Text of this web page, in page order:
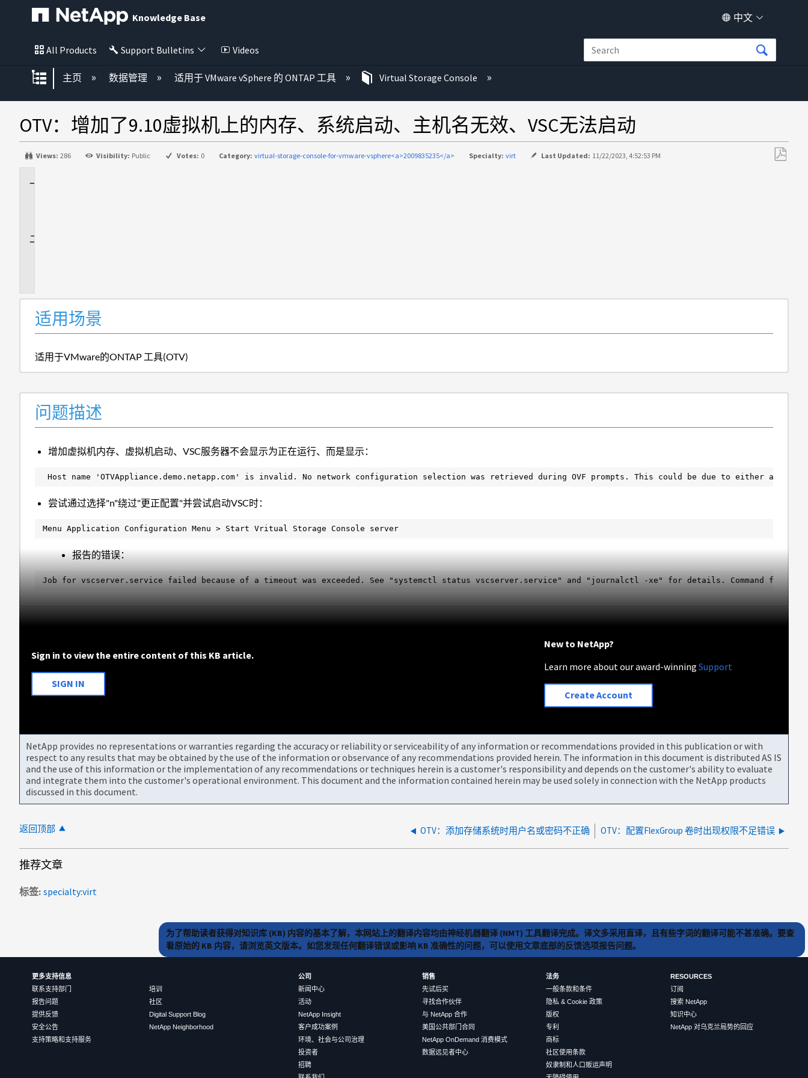
Knowledge Base 中文
All Products Support Bulletins Videos
扩展/隐缩全局层次
主页 数据管理 适用于 VMware vSphere 的 ONTAP 工具 Virtual Storage Console
OTV：增加了9.10虚拟机上的内存、系统启动、主机名无效、VSC无法启动
Views: 286 Visibility: Public Votes: 0 Category: virtual-storage-console-for-vmware-vsphere<a>2009835235</a> Specialty: virt Last Updated: 11/22/2023, 4:52:53 PM
适用场景
适用于VMware的ONTAP 工具(OTV)
问题描述
增加虚拟机内存、虚拟机启动、VSC服务器不会显示为正在运行、而是显示：
Host name 'OTVAppliance.demo.netapp.com' is invalid. No network configuration selection was retrieved during OVF prompts. This could be due to either an
尝试通过选择"n"绕过"更正配置"并尝试启动VSC时：
Menu Application Configuration Menu > Start Vritual Storage Console server
报告的错误：
Job for vscserver.service failed because of a timeout was exceeded. See "systemctl status vscserver.service" and "journalctl -xe" for details. Command failed.
Sign in to view the entire content of this KB article.
SIGN IN
New to NetApp?
Learn more about our award-winningSupport
Create Account
NetApp provides no representations or warranties regarding the accuracy or reliability or serviceability of any information or recommendations provided in this publication or with
respect to any results that may be obtained by the use of the information or observance of any recommendations provided herein. The information in this document is distributed AS IS
and the use of this information or the implementation of any recommendations or techniques herein is a customer's responsibility and depends on the customer's ability to evaluate
and integrate them into the customer's operational environment. This document and the information contained herein may be used solely in connection with the NetApp products
discussed in this document.
返回顶部 OTV：添加存储系统时用户名或密码不正确 OTV：配置FlexGroup 卷时出现权限不足错误
推荐文章
标签 specialty:virt
为了帮助读者获得对知识库 (KB) 内容的基本了解，本网站上的翻译内容均由神经机器翻译 (NMT) 工具翻译完成。译文多采用直译，且有些字词的翻译可能不甚准确。要查
看原始的 KB 内容，请浏览英文版本。如您发现任何翻译错误或影响 KB 准确性的问题，可以使用文章底部的反馈选项报告问题。
更多支持信息
联系支持部门
报告问题
提供反馈
安全公告
支持策略和支持服务
培训
社区
Digital Support Blog
NetApp Neighborhood
公司
新闻中心
活动
NetApp Insight
客户成功案例
环境、社会与公司治理
投资者
招聘
销售
先试后买
寻找合作伙伴
与 NetApp 合作
美国公共部门合同
NetApp OnDemand 消费模式
数据远见者中心
法务
一般条款和条件
隐私 & Cookie 政策
版权
专利
商标
社区使用条款
奴隶制和人口贩运声明
RESOURCES
订阅
搜索 NetApp
知识中心
NetApp 对乌克兰局势的回应